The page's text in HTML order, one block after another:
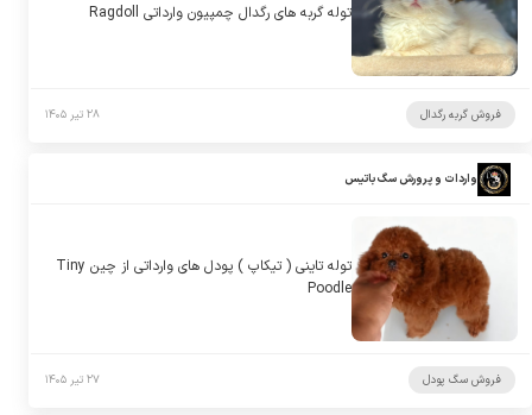
توله گربه های رگدال چمپیون وارداتی Ragdoll
فروش گربه رگدال ۲۸ تیر ۱۴۰۵
واردات و پرورش سگ باتیس
توله تاینی ( تیکاپ ) پودل های وارداتی از چین Tiny
Poodle
فروش سگ پودل ۲۷ تیر ۱۴۰۵